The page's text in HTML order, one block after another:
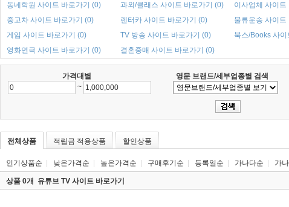
동네학원 사이트 바로가기 (0)
과외/클래스 사이트 바로가기 (0) 이사업체 사이트
중고차 사이트 바로가기 (0)
렌터카 사이트 바로가기 (0) 물류운송 사이트
게임 사이트 바로가기 (0)
TV 방송 사이트 바로가기 (0) 북스/Books 사
영화연극 사이트 바로가기 (0)
결혼중매 사이트 바로가기 (0)
가격대별 영문 브랜드/세부업종별 검색
~
전체상품 적립금 적용상품 할인상품
인기상품순 낮은가격순 높은가격순 구매후기순 등록일순 가나다순 가
상품 0개 유튜브 TV 사이트 바로가기